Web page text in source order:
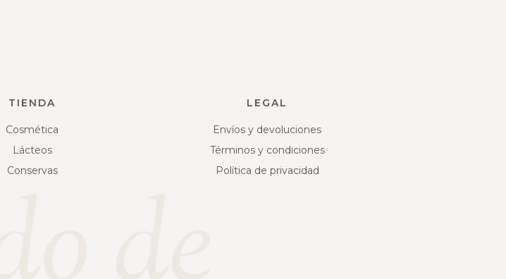
TIENDA
Cosmética
Lácteos
Conservas
LEGAL
Envíos y devoluciones
Términos y condiciones
Política de privacidad